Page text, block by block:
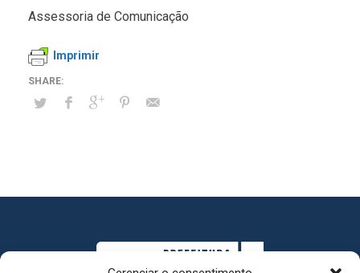
Assessoria de Comunicação
Imprimir